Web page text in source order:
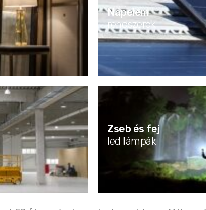
Napelem
rendszerek
Zseb és fej
led lámpák